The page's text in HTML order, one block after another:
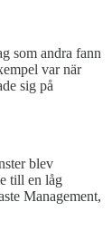
som andra fann
var när
sig på
blev
till en låg
Management,